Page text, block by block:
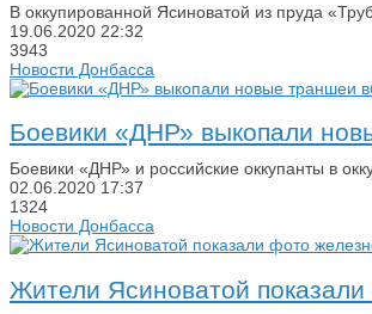
В оккупированной Ясиноватой из пруда
19.06.2020 22:32
3943
Новости Донбасса
Боевики «ДНР» выкопали
Боевики «ДНР» и российские оккупанты в
02.06.2020 17:37
1324
Новости Донбасса
Жители Ясиноватой